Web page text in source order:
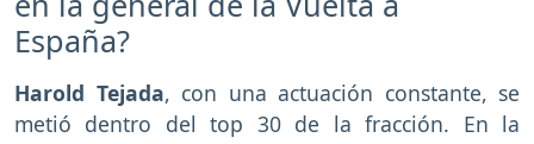
España?
Harold Tejada, con una actuación constante, se
metió dentro del top 30 de la fracción. En la